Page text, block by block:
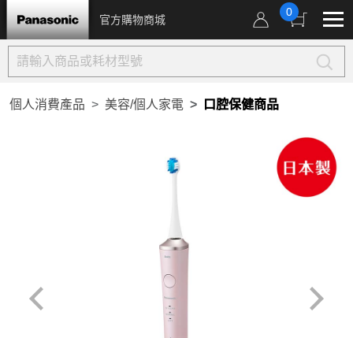
官方購物商城
0
個人消費產品 美容/個人家電 口腔保健商品